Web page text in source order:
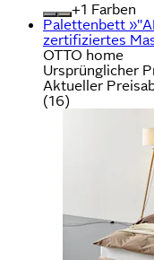
+
Farben
Palettenbett
zertifiziertes
OTTO home
Ursprünglicher
Aktueller Preis
(16)